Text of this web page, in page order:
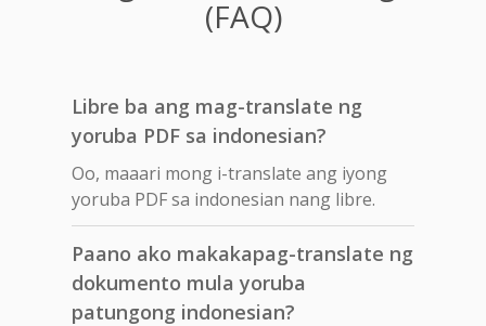
(FAQ)
Libre ba ang mag-translate ng
yoruba PDF sa indonesian?
Oo, maaari mong i-translate ang iyong
yoruba PDF sa indonesian nang libre.
Paano ako makakapag-translate ng
dokumento mula yoruba
patungong indonesian?